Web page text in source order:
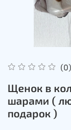
(0)
Щенок в
шарами (
подарок )